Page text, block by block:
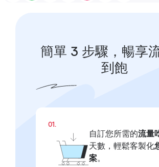
簡單 3 步驟，暢享
到飽
01.
自訂您所需的流量
天數，輕鬆客製化
案。